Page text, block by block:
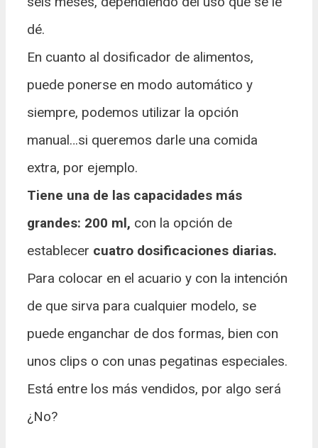
dé.
En cuanto al dosificador de alimentos,
puede ponerse en modo automático y
siempre, podemos utilizar la opción
manual…si queremos darle una comida
extra, por ejemplo.
Tiene una de las capacidades más
grandes: 200 ml, con la opción de
establecer cuatro dosificaciones diarias.
Para colocar en el acuario y con la intención
de que sirva para cualquier modelo, se
puede enganchar de dos formas, bien con
unos clips o con unas pegatinas especiales.
Está entre los más vendidos, por algo será
¿No?